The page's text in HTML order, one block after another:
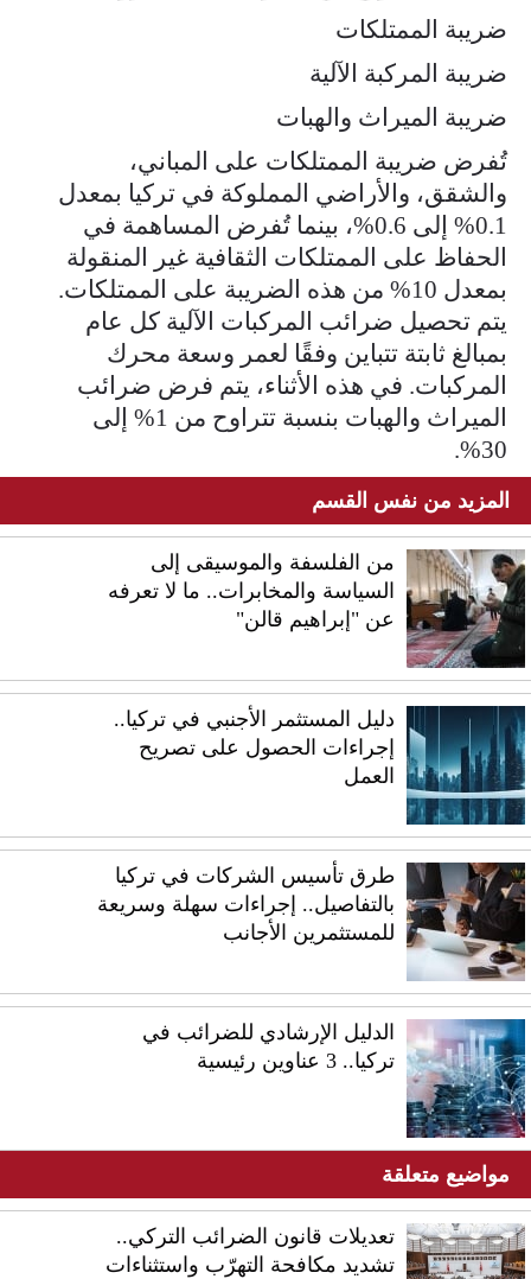
ضريبة الممتلكات
ضريبة المركبة الآلية
ضريبة الميراث والهبات
تُفرض ضريبة الممتلكات على المباني،
والشقق، والأراضي المملوكة في تركيا بمعدل
0.1% إلى 0.6%، بينما تُفرض المساهمة في
الحفاظ على الممتلكات الثقافية غير المنقولة
بمعدل 10% من هذه الضريبة على الممتلكات.
يتم تحصيل ضرائب المركبات الآلية كل عام
بمبالغ ثابتة تتباين وفقًا لعمر وسعة محرك
المركبات. في هذه الأثناء، يتم فرض ضرائب
الميراث والهبات بنسبة تتراوح من 1% إلى
30%.​
المزيد من نفس القسم
من الفلسفة والموسيقى إلى
السياسة والمخابرات.. ما لا تعرفه
عن "إبراهيم قالن"
دليل المستثمر الأجنبي في تركيا..
إجراءات الحصول على تصريح
العمل
طرق تأسيس الشركات في تركيا
بالتفاصيل.. إجراءات سهلة وسريعة
للمستثمرين الأجانب
الدليل الإرشادي للضرائب في
تركيا.. 3 عناوين رئيسية
مواضيع متعلقة
تعديلات قانون الضرائب التركي..
تشديد مكافحة التهرّب واستثناءات